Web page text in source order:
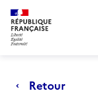
Aller au menu
Retour
Retour au début
Panneau de